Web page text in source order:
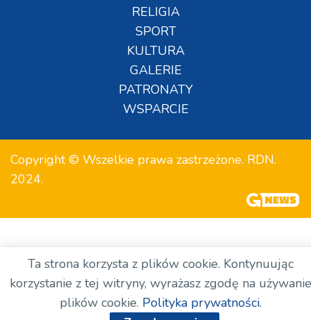
RELIGIA
SPORT
KULTURA
GALERIE
PATRONATY
WSPARCIE
Copyright © Wszelkie prawa zastrzeżone. RDN.
2024.
Ta strona korzysta z plików cookie. Kontynuując
korzystanie z tej witryny, wyrażasz zgodę na używanie
plików cookie. Polityka prywatności.